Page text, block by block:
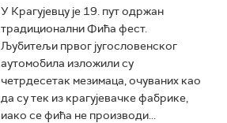
У Крагујевцу је 19. пут одржан
традиционални Фића фест.
Љубитељи првог југословенског
аутомобила изложили су
четрдесетак мезимаца, очуваних као
да су тек из крагујевачке фабрике,
иако се фића не производи...